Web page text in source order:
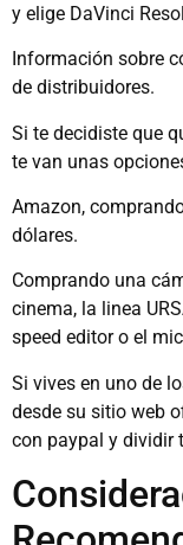
y elige DaVinci
Información sobre
de distribuidores.
Si te decidiste que
te van unas
Amazon,
dólares.
Comprando una
cinema, la linea
speed editor o el
Si vives en uno de
desde su sitio web
con paypal y dividir